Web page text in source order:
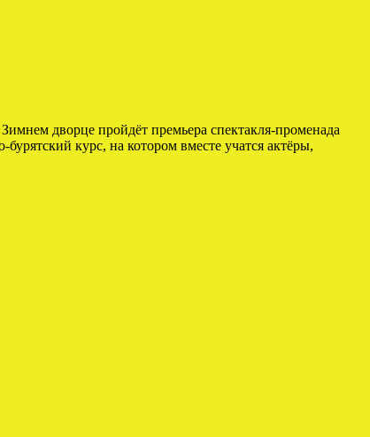
дворце пройдёт премьера спектакля-променада
курс, на котором вместе учатся актёры,